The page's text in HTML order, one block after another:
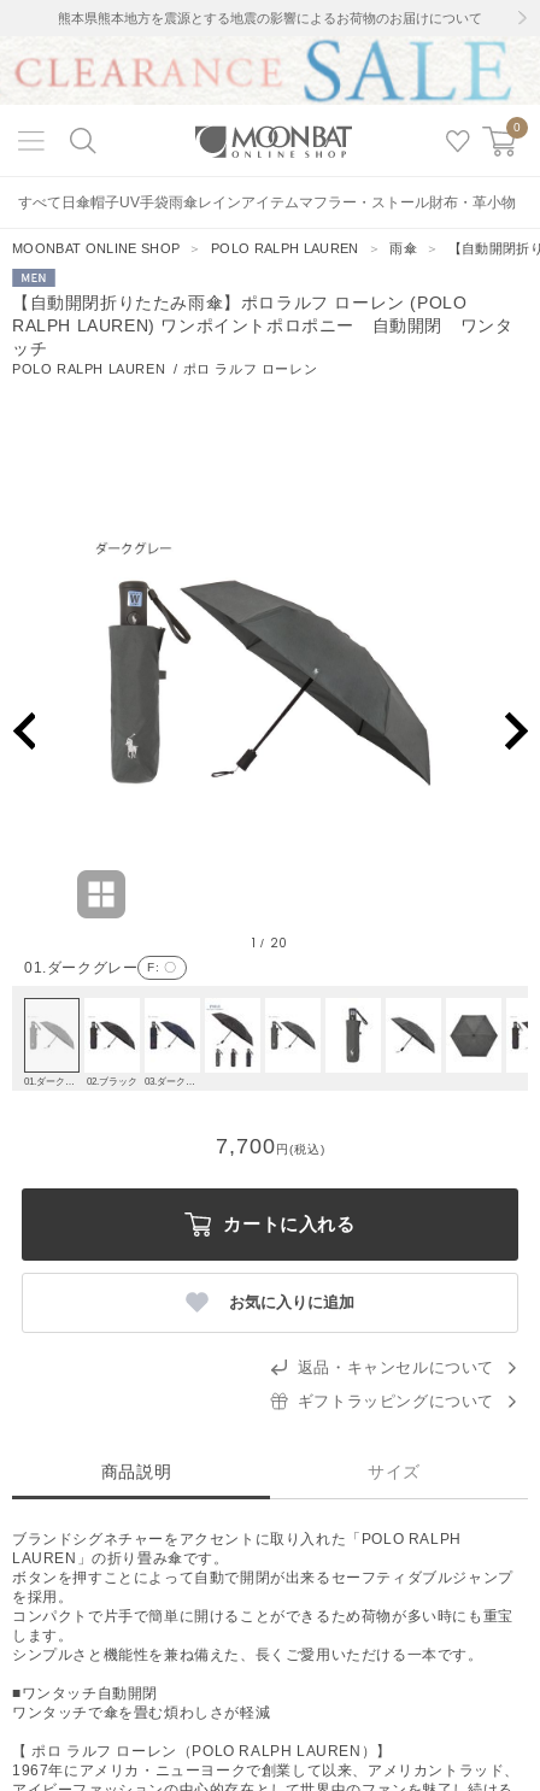
熊本県熊本地方を震源とする地震の影響によるお荷物のお届けについて
0
すべて 日傘帽子UV手袋雨傘レインアイテムマフラー・ストール財布・革小物
MOONBAT ONLINE SHOP ＞ POLO RALPH LAUREN ＞雨傘 ＞ 【自動開閉
MEN
【自動開閉折りたたみ雨傘】ポロラルフ ローレン (POLO
RALPH LAUREN) ワンポイントポロポニー 自動開閉 ワンタ
ッチ
POLO RALPH LAUREN / ポロ ラルフ ローレン
01.ダークグレー F: 〇
1 / 20
02.ブラック
7,700円(税込)
カートに入れる
お気に入りに追加
返品・キャンセルについて
ギフトラッピングについて
商品説明 サイズ
ブランドシグネチャーをアクセントに取り入れた「POLO RALPH
LAUREN」の折り畳み傘です。
ボタンを押すことによって自動で開閉が出来るセーフティダブルジャンプ
を採用。
コンパクトで片手で簡単に開けることができるため荷物が多い時にも重宝
します。
シンプルさと機能性を兼ね備えた、長くご愛用いただける一本です。
■ワンタッチ自動開閉
ワンタッチで傘を畳む煩わしさが軽減
【 ポロ ラルフ ローレン（POLO RALPH LAUREN）】
1967年にアメリカ・ニューヨークで創業して以来、アメリカントラッド、